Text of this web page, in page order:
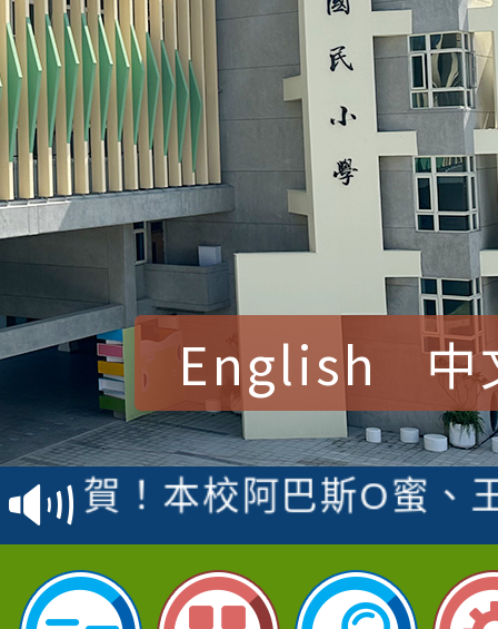
English 中
賀！本校參加桃園市中
賽 洪綺君教師榮獲社
名
賀！本校阿巴斯O蜜、
倩參加桃園市科展 國
名 指導老師王老師、
賀！本校四年二班張O
園市英語競賽國小朗讀
賀！本校參加桃園市中